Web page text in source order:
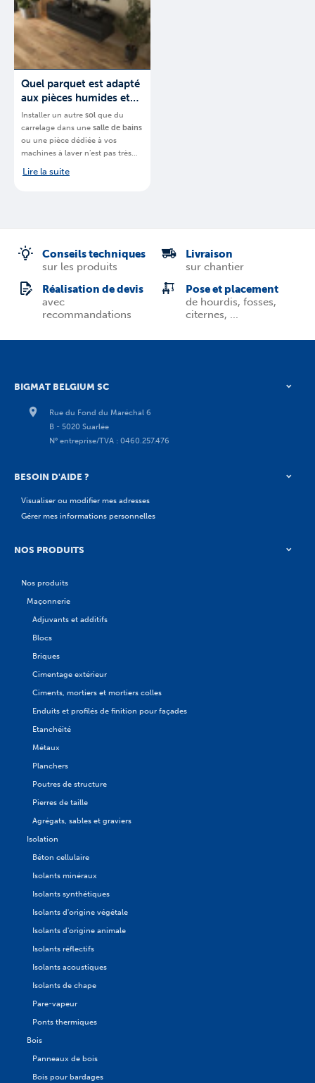
Quel parquet est adapté
aux pièces humides et
quelles précautions
prendre ?
Installer un autre sol que du
carrelage dans une salle de bains
ou une pièce dédiée à vos
machines à laver n’est pas très
possible.BigMat
Lire la suite
Conseils techniques
sur les produits
Livraison
sur chantier
Réalisation de devis
avec
recommandations
Pose et placement
de hourdis, fosses,
citernes, ...
BIGMAT BELGIUM SC
Rue du Fond du Maréchal 6
B - 5020 Suarlée
N° entreprise/TVA : 0460.257.476
BESOIN D'AIDE ?
Visualiser ou modifier mes adresses
Gérer mes informations personnelles
NOS PRODUITS
Nos produits
Maçonnerie
Adjuvants et additifs
Blocs
Briques
Cimentage extérieur
Ciments, mortiers et mortiers colles
Enduits et profilés de finition pour façades
Etanchéité
Métaux
Planchers
Poutres de structure
Pierres de taille
Agrégats, sables et graviers
Isolation
Béton cellulaire
Isolants minéraux
Isolants synthétiques
Isolants d'origine végétale
Isolants d'origine animale
Isolants réflectifs
Isolants acoustiques
Isolants de chape
Pare-vapeur
Ponts thermiques
Bois
Panneaux de bois
Bois pour bardages